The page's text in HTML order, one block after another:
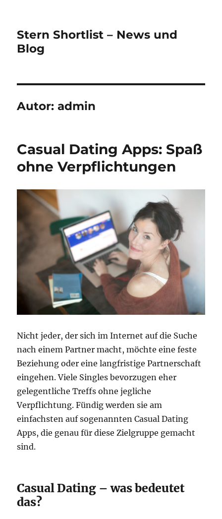
Stern Shortlist – News und
Blog
Autor:admin
Casual Dating Apps: Spaß
ohne Verpflichtungen
Nicht jeder, der sich im Internet auf die Suche
nach einem Partner macht, möchte eine feste
Beziehung oder eine langfristige Partnerschaft
eingehen. Viele Singles bevorzugen eher
gelegentliche Treffs ohne jegliche
Verpflichtung. Fündig werden sie am
einfachsten auf sogenannten Casual Dating
Apps, die genau für diese Zielgruppe gemacht
sind.
Casual Dating – was bedeutet
das?